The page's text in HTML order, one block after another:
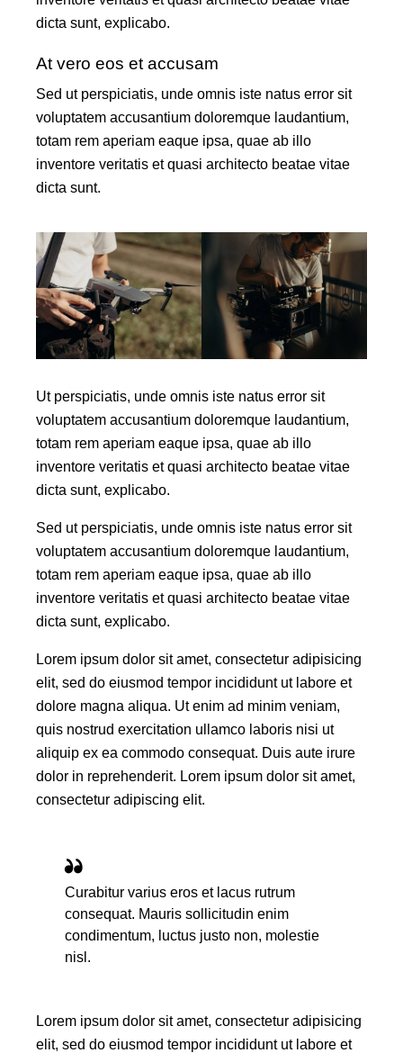
dicta sunt, explicabo.
At vero eos et accusam
Sed ut perspiciatis, unde omnis iste natus error sit
voluptatem accusantium doloremque laudantium,
totam rem aperiam eaque ipsa, quae ab illo
inventore veritatis et quasi architecto beatae vitae
dicta sunt.
Ut perspiciatis, unde omnis iste natus error sit
voluptatem accusantium doloremque laudantium,
totam rem aperiam eaque ipsa, quae ab illo
inventore veritatis et quasi architecto beatae vitae
dicta sunt, explicabo.
Sed ut perspiciatis, unde omnis iste natus error sit
voluptatem accusantium doloremque laudantium,
totam rem aperiam eaque ipsa, quae ab illo
inventore veritatis et quasi architecto beatae vitae
dicta sunt, explicabo.
Lorem ipsum dolor sit amet, consectetur adipisicing
elit, sed do eiusmod tempor incididunt ut labore et
dolore magna aliqua. Ut enim ad minim veniam,
quis nostrud exercitation ullamco laboris nisi ut
aliquip ex ea commodo consequat. Duis aute irure
dolor in reprehenderit. Lorem ipsum dolor sit amet,
consectetur adipiscing elit.
Curabitur varius eros et lacus rutrum
consequat. Mauris sollicitudin enim
condimentum, luctus justo non, molestie
nisl.
Lorem ipsum dolor sit amet, consectetur adipisicing
elit, sed do eiusmod tempor incididunt ut labore et